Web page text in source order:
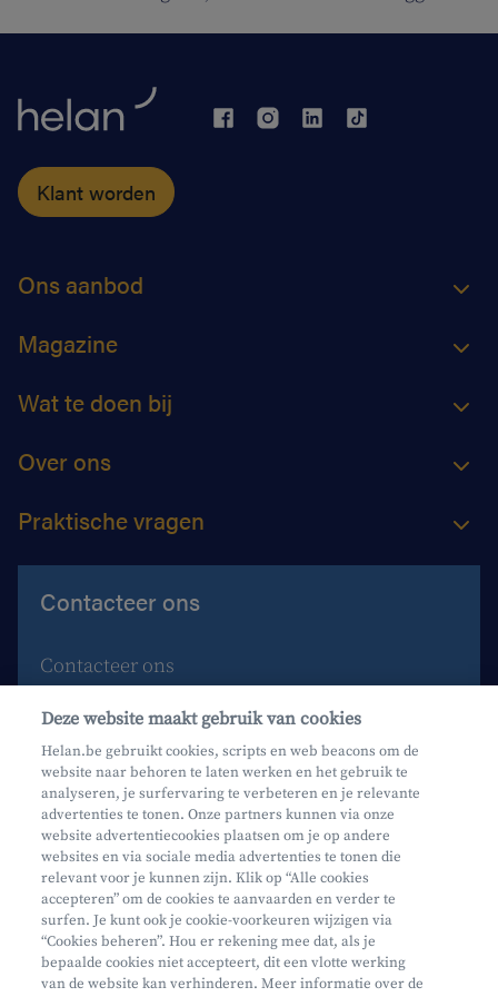
Klant worden
Ons aanbod
Magazine
Wat te doen bij
Over ons
Praktische vragen
Contacteer ons
Contacteer ons
Maak een afspraak
Waar vind je ons?
Phishing
Mifid
Privacy
Deze website maakt gebruik van cookies
Helan.be gebruikt cookies, scripts en web beacons om de
website naar behoren te laten werken en het gebruik te
analyseren, je surfervaring te verbeteren en je relevante
advertenties te tonen. Onze partners kunnen via onze
website advertentiecookies plaatsen om je op andere
websites en via sociale media advertenties te tonen die
relevant voor je kunnen zijn. Klik op “Alle cookies
accepteren” om de cookies te aanvaarden en verder te
surfen. Je kunt ook je cookie-voorkeuren wijzigen via
“Cookies beheren”. Hou er rekening mee dat, als je
bepaalde cookies niet accepteert, dit een vlotte werking
van de website kan verhinderen. Meer informatie over de